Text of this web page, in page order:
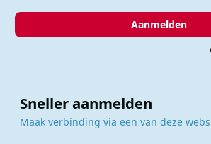
Aanmelden
Sneller aanmelden
Maak verbinding via een van deze